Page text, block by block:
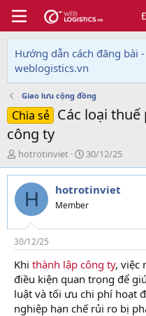
Hướng dẫn cách đăng bài
weblogistics.vn
Giao lưu cộng đồng
Chia sẻ Các loại
công ty
T
h
r
e
d
s
t
a
r
t
e
r
hotrotinviet
N
g
à
y
g
i
30/12/25
H hotrotinviet
Member
30/12/25
Khi thành lập công ty, việc
điều kiện quan trọng để
luật và tối ưu chi phí hoạt
nghiệp hạn chế rủi ro bị